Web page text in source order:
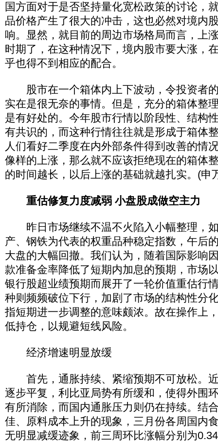
国方面对于是否坚持量化宽松政策的讨论，
品价格产生了很大的冲击，这也必然对境内
响。显然，就目前的周边市场格局而言，上
时期了，在这种情况下，境内股市要大涨，
乎也得不到相应的配合。
股市在一个箱体内上下波动，令投资者
实在是很无奈的事情。但是，充分的箱体整
是有好处的。今年股市行情以阶段性、结构
有共识的，而这种行情往往就是形成于箱体
人们看好二季度在内外部条件得到改善的情
像样的上涨，那么就不应该拒绝现在的箱体
的时间越长，以后上涨的基础就越扎实。(申
重估修复力度减弱 小盘股成做空主力
昨日市场继续不温不火陷入小幅整理，
产、钢铁为代表的权重品种稳定指数，午后
大盘的大幅回撤。我们认为，随着国际影响
款准备金率降低了短期内加息的预期，市场
银行股超业绩预期而展开了一轮价值重估行
种则频频破位下行，加剧了市场的结构性分
指短期进一步调整的意味颇浓。故在操作上
低持仓，以规避短线风险。
经济增速明显放缓
首先，通胀持续、紧缩预期不可放松。
逐步平复，利比亚局势有所缓和，使得外围
有所消除，而国内通胀压力则仍在持续。结
佳、原料成本上升的现象，三月份各周国内
无明显减缓迹象，前三周环比涨幅分别为